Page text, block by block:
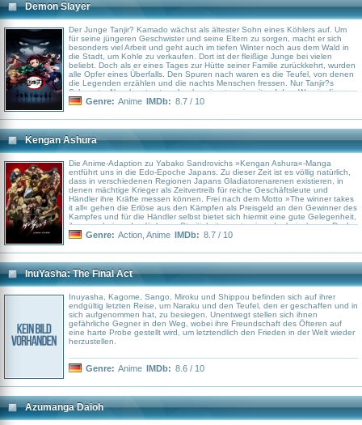
Demon Slayer
Der Junge Tanjir? Kamado wächst als ältester Sohn eines Köhlers auf. Um
für seine jüngeren Geschwister und seine Eltern zu sorgen, macht er sich
besonders viel Arbeit und geht auch im tiefen Winter noch aus dem Wald in
die Stadt, um Kohle zu verkaufen. Dort ist der fleißige Junge bei vielen
beliebt. Doch als er eines Tages zur Hütte seiner Familie zurückkehrt, wurden
alle Opfer eines Überfalls. Den Spuren nach waren es die Teufel, von denen
die Legenden erzählen und die nachts Menschen fressen. Nur Tanjir?s
Schwester Nezuko atmet noch, also nimmt er sie mit auf dem Weg in die
Stadt. Unterwegs stellt sich jedoch heraus, dass sie auch zu einem Teufel
Dämonen jagt. Er will Nezuko töten, doch Tanjir? will seine kleine Schwester
beschützen. Es kommt zum Kampf, in dem auch Nezuko ihren Bruder
beschützt. Tomioka lässt sie daher schließlich beide leben und schickt sie zu
seinem Meister Sakonji Urokodaki.
Genre: Anime IMDb: 8.7 / 10
Kengan Ashura
Die Anime-Adaption zu Yabako Sandrovichs »Kengan Ashura«-Manga
entführt uns in die Edo-Epoche Japans. Zu dieser Zeit ist es völlig natürlich,
dass in verschiedenen Regionen Japans Gladiatorenarenen existieren, in
denen mächtige Krieger als Zeitvertreib für reiche Geschäftsleute und
Händler ihre Kräfte messen können. Frei nach dem Motto »The winner takes
it all« gehen die Erlöse aus den Kämpfen als Preisgeld an den Gewinner des
Kampfes und für die Händler selbst bietet sich hiermit eine gute Gelegenheit,
ihre anscheinend unlösbaren Streitigkeiten untereinander beizulegen. Doch
die Arenalandschaft soll sich schlagartig ändern, als der mysteriöse Tokita
mächtige Krieger sich in jedem Fall verdient, denn seine Macht kennt keine
Grenzen. In den brutalen Wettkämpfen stürzt er sich wie besessen von
Gewalt ins Getümmel und richtet seine Gegner nach allen Regeln der Kunst
zu Boden … Seine Fähigkeiten bleiben natürlich nicht lange unentdeckt und
so wird der Vorsitzende der Nogi-Gruppe, Hideki Nogi, auf den »Arenatitan«
aufmerksam …
Genre: Action Anime IMDb: 8.7 / 10
InuYasha: The Final Act
Inuyasha, Kagome, Sango, Miroku und Shippou befinden sich auf ihrer
endgültig letzten Reise, um Naraku und den Teufel, den er geschaffen und in
sich aufgenommen hat, zu besiegen. Unentwegt stellen sich ihnen
gefährliche Gegner in den Weg, wobei ihre Freundschaft des Öfteren auf
eine harte Probe gestellt wird, um letztendlich den Frieden in der Welt wieder
herzustellen.
Genre: Anime IMDb: 8.6 / 10
Azumanga Daioh